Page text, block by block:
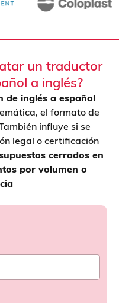
un traductor
a inglés?
de inglés a español
el formato de
influye si se
legal o certificación
cerrados en
por volumen o